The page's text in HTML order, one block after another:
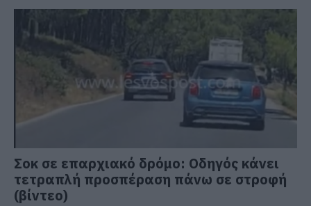
Σοκ σε επαρχιακό δρόμο: Οδηγός κάνει
τετραπλή προσπέραση πάνω σε στροφή
(βίντεο)